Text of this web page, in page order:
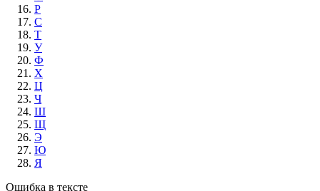
Р
С
Т
У
Ф
Х
Ц
Ч
Ш
Щ
Э
Ю
Я
Ошибка в тексте